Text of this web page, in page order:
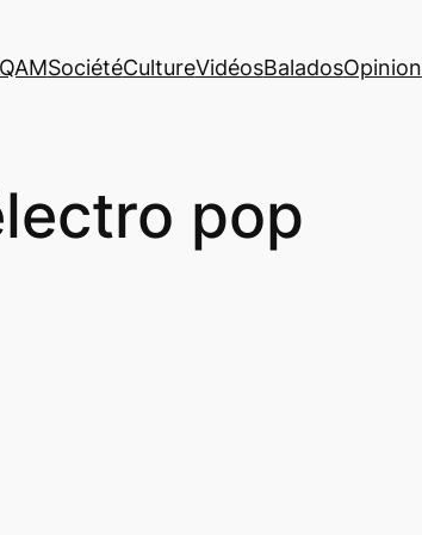
SociétéCultureVidéosBaladosOpinion
pop